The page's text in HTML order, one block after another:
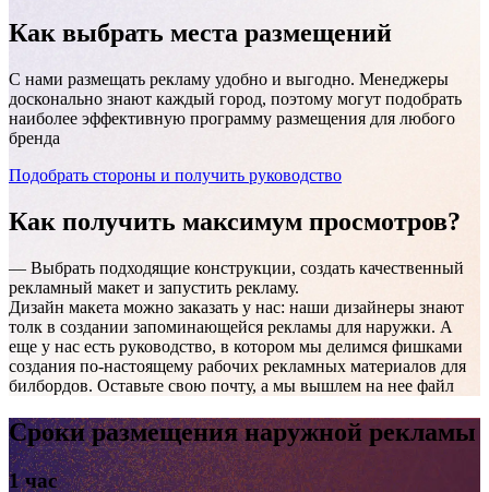
Ачинск, Лапенкова, 15м на север от дома №44, Юго-
Как выбрать места размещений
С нами размещать рекламу удобно и выгодно. Менеджеры
досконально знают каждый город, поэтому могут подобрать
наиболее эффективную программу размещения для любого
бренда
Подобрать стороны и получить руководство
Как получить максимум просмотров?
— Выбрать подходящие конструкции, создать качественный
рекламный макет и запустить рекламу.
Дизайн макета можно заказать у нас: наши дизайнеры знают
толк в создании запоминающейся рекламы для наружки. А
еще у нас есть руководство, в котором мы делимся фишками
создания по-настоящему рабочих рекламных материалов для
билбордов. Оставьте свою почту, а мы вышлем на нее файл
Сроки размещения наружной рекламы
1 час